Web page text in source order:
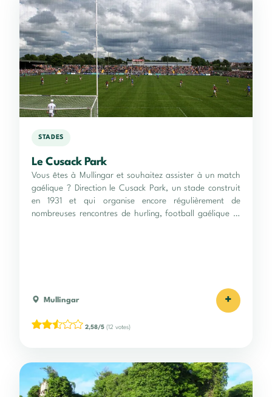
STADES
Le Cusack Park
Vous êtes à Mullingar et souhaitez assister à un match
gaélique ? Direction le Cusack Park, un stade construit
en 1931 et qui organise encore régulièrement de
nombreuses rencontres de hurling, football gaélique et
Mullingar +
2,58/5 (12 votes)